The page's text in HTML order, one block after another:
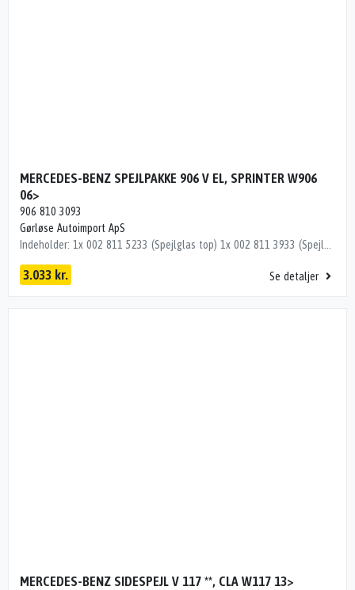
MERCEDES-BENZ SPEJLPAKKE 906 V EL, SPRINTER W906
06>
906 810 3093
Gørløse Autoimport ApS
3.033 kr. Se detaljer
MERCEDES-BENZ SIDESPEJL V 117 **, CLA W117 13>